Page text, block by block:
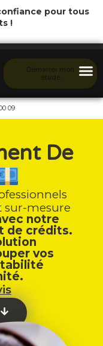
pour tous
!
09
De
mesure
notre
de crédits.
vos